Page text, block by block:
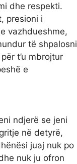
dhe respekti.
presioni i
vazhdueshme,
të shpalosni
t’u mbrojtur
e
ndjerë se jeni
në detyrë,
juaj nuk po
nuk ju ofron